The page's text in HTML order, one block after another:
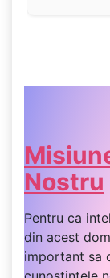
Nostru
Pentru ca
din acest
important sa